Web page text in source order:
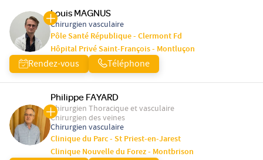
Louis MAGNUS
Chirurgien vasculaire
Pôle Santé République - Clermont Fd
Hôpital Privé Saint-François - Montluçon
Rendez-vous Téléphone
Philippe FAYARD
Chirurgien Thoracique et vasculaire
Chirurgien des veines
Chirurgien vasculaire
Clinique du Parc - St Priest-en-Jarest
Clinique Nouvelle du Forez - Montbrison